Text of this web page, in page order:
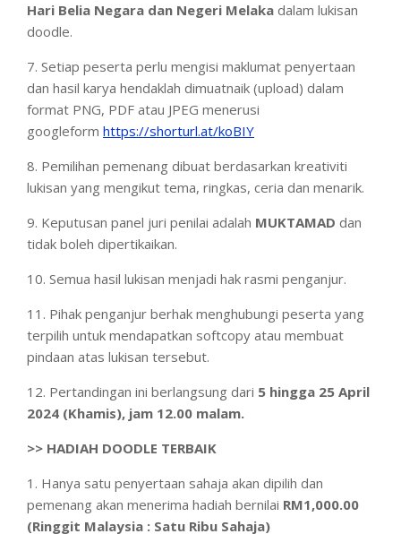
Hari Belia Negara dan Negeri Melaka dalam lukisan
doodle.
7. Setiap peserta perlu mengisi maklumat penyertaan
dan hasil karya hendaklah dimuatnaik (upload) dalam
format PNG, PDF atau JPEG menerusi
googleform https://shorturl.at/koBIY
8. Pemilihan pemenang dibuat berdasarkan kreativiti
lukisan yang mengikut tema, ringkas, ceria dan menarik.
9. Keputusan panel juri penilai adalah MUKTAMAD dan
tidak boleh dipertikaikan.
10. Semua hasil lukisan menjadi hak rasmi penganjur.
11. Pihak penganjur berhak menghubungi peserta yang
terpilih untuk mendapatkan softcopy atau membuat
pindaan atas lukisan tersebut.
12. Pertandingan ini berlangsung dari 5 hingga 25 April
2024 (Khamis), jam 12.00 malam.
>> HADIAH DOODLE TERBAIK
1. Hanya satu penyertaan sahaja akan dipilih dan
pemenang akan menerima hadiah bernilai RM1,000.00
(Ringgit Malaysia : Satu Ribu Sahaja)